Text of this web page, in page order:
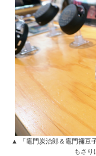
▲ 「竈門炭治郎＆竈門禰豆
もさり